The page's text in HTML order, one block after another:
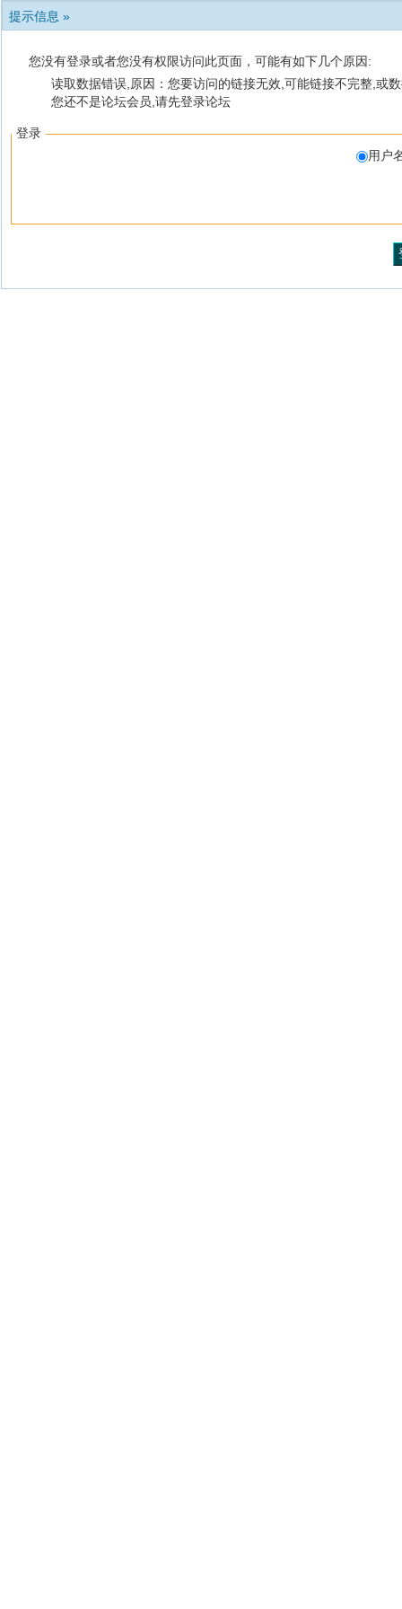
提示信息 »
您没有登录或者您没有权限访问此页面，可能有如下几个原因:
读取数据错误,原因：您要访问的链接无效,可能链接不完整,或
您还不是论坛会员,请先登录论坛
登录
用户